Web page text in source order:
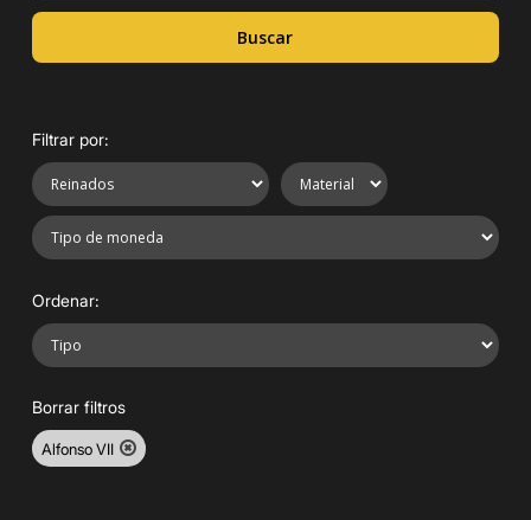
Buscar
Filtrar por:
Ordenar:
Borrar filtros
Alfonso VII